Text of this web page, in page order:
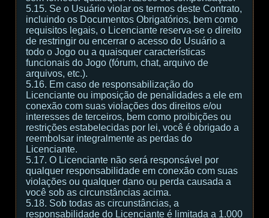
5.15. Se o Usuário violar os termos deste Contrato,
incluindo os Documentos Obrigatórios, bem como
requisitos legais, o Licenciante reserva-se o direito
de restringir ou encerrar o acesso do Usuário a
todo o Jogo ou a quaisquer características
funcionais do Jogo (fórum, chat, arquivo de
arquivos, etc.).
5.16. Em caso de responsabilização do
Licenciante ou imposição de penalidades a ele em
conexão com suas violações dos direitos e/ou
interesses de terceiros, bem como proibições ou
restrições estabelecidas por lei, você é obrigado a
reembolsar integralmente as perdas do
Licenciante.
5.17. O Licenciante não será responsável por
qualquer responsabilidade em conexão com suas
violações ou qualquer dano ou perda causada a
você sob as circunstâncias acima.
5.18. Sob todas as circunstâncias, a
responsabilidade do Licenciante é limitada a 1.000